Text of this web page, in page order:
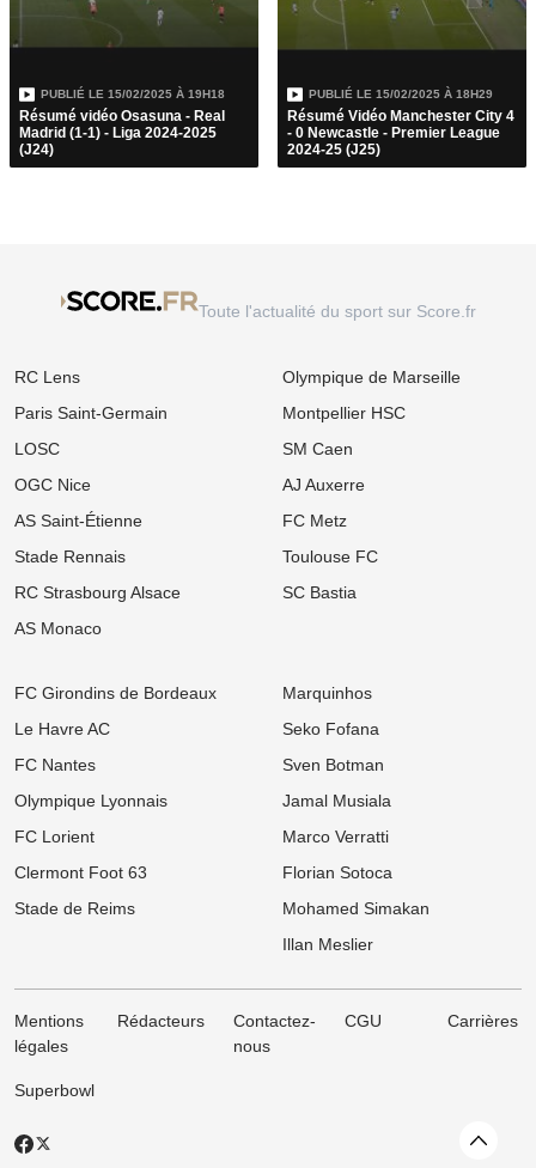
PUBLIÉ LE 15/02/2025 À 19H18
Résumé vidéo Osasuna - Real
Madrid (1-1) - Liga 2024-2025
(J24)
PUBLIÉ LE 15/02/2025 À 18H29
Résumé Vidéo Manchester City 4
- 0 Newcastle - Premier League
2024-25 (J25)
Toute l'actualité du sport sur Score.fr
RC Lens
Paris Saint-Germain
LOSC
OGC Nice
AS Saint-Étienne
Stade Rennais
RC Strasbourg Alsace
AS Monaco
Olympique de Marseille
Montpellier HSC
SM Caen
AJ Auxerre
FC Metz
Toulouse FC
SC Bastia
FC Girondins de Bordeaux
Le Havre AC
FC Nantes
Olympique Lyonnais
FC Lorient
Clermont Foot 63
Stade de Reims
Marquinhos
Seko Fofana
Sven Botman
Jamal Musiala
Marco Verratti
Florian Sotoca
Mohamed Simakan
Illan Meslier
Mentions
légales
Rédacteurs
Contactez-
nous
CGU Carrières
Superbowl